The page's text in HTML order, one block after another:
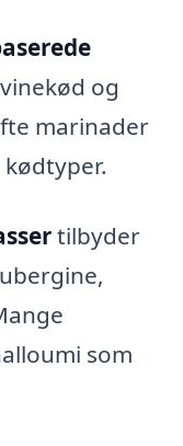
og
marinader
tilbyder
som